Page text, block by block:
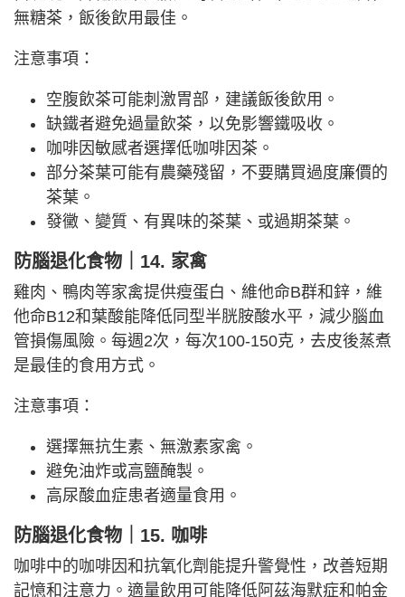
無糖茶，飯後飲用最佳。
注意事項：
空腹飲茶可能刺激胃部，建議飯後飲用。
缺鐵者避免過量飲茶，以免影響鐵吸收。
咖啡因敏感者選擇低咖啡因茶。
部分茶葉可能有農藥殘留，不要購買過度廉價的
茶葉。
發黴、變質、有異味的茶葉、或過期茶葉。
防腦退化食物｜14. 家禽
雞肉、鴨肉等家禽提供瘦蛋白、維他命B群和鋅，維
他命B12和葉酸能降低同型半胱胺酸水平，減少腦血
管損傷風險。每週2次，每次100-150克，去皮後蒸煮
是最佳的食用方式。
注意事項：
選擇無抗生素、無激素家禽。
避免油炸或高鹽醃製。
高尿酸血症患者適量食用。
防腦退化食物｜15. 咖啡
咖啡中的咖啡因和抗氧化劑能提升警覺性，改善短期
記憶和注意力。適量飲用可能降低阿茲海默症和帕金